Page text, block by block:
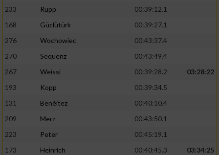
233
Rupp
00:39:12.1
168
Güclütürk
00:39:27.1
276
Wochowiec
00:43:37.4
270
Sequenz
00:43:49.4
267
Weissi 00:39:28.2
03:28:22
193
Kopp
00:39:34.5
131
Benéitez
00:40:10.4
209
Merz
00:43:50.1
223
Peter
00:45:19.1
173
Heinrich 00:40:45.3
03:34:25